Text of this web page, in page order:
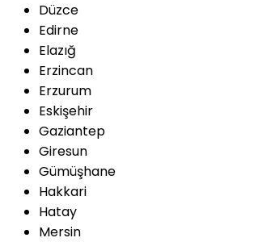
Düzce
Edirne
Elazığ
Erzincan
Erzurum
Eskişehir
Gaziantep
Giresun
Gümüşhane
Hakkari
Hatay
Mersin